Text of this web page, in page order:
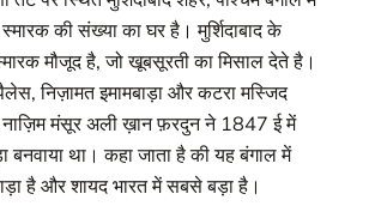
स्मारक की संख्या का घर है। मुर्शिदाबाद के
मौजूद है, जो खूबसूरती का मिसाल देते है।
निज़ामत इमामबाड़ा और कटरा मस्जिद
नाज़िम मंसूर अली ख़ान फ़रदुन ने 1847 ई में
बनवाया था। कहा जाता है की यह बंगाल में
है और शायद भारत में सबसे बड़ा है।